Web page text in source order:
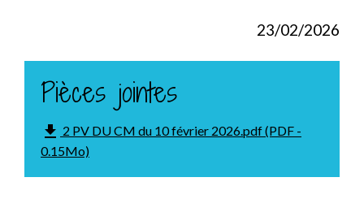
23/02/2026
Pièces jointes
file_download 2 PV DU CM du 10 février 2026.pdf (PDF -
0.15Mo)